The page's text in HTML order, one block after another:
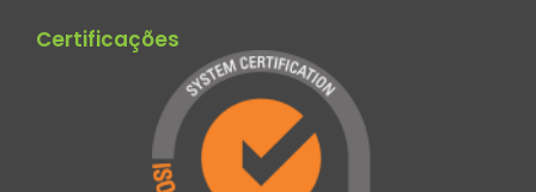
Certificações